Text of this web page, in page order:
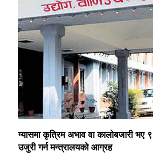
ग्यासमा कृत्रिम अभाव वा कालोबजारी
उजुरी गर्न मन्त्रालयको आग्रह